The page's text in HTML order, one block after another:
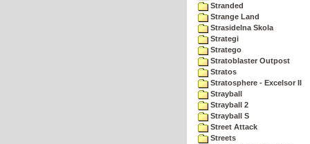
Stranded
Strange Land
Strasidelna Skola
Strategi
Stratego
Stratoblaster Outpost
Stratos
Stratosphere - Excelsor II
Strayball
Strayball 2
Strayball S
Street Attack
Streets